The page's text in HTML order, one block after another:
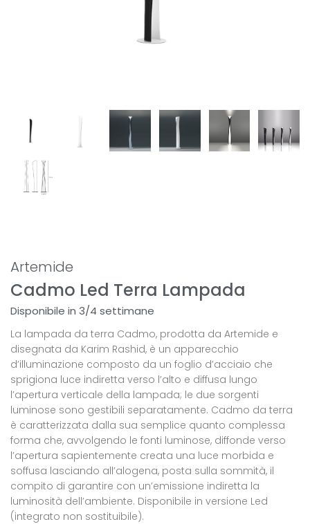
Artemide
Cadmo Led Terra Lampada
Disponibile in 3/4 settimane
La lampada da terra Cadmo, prodotta da Artemide e
disegnata da Karim Rashid, è un apparecchio
d’illuminazione composto da un foglio d’acciaio che
sprigiona luce indiretta verso l’alto e diffusa lungo
l’apertura verticale della lampada; le due sorgenti
luminose sono gestibili separatamente. Cadmo da terra
è caratterizzata dalla sua semplice quanto complessa
forma che, avvolgendo le fonti luminose, diffonde verso
l’apertura sapientemente creata una luce morbida e
soffusa lasciando all’alogena, posta sulla sommità, il
compito di garantire con un’emissione indiretta la
luminosità dell’ambiente. Disponibile in versione Led
(integrato non sostituibile).